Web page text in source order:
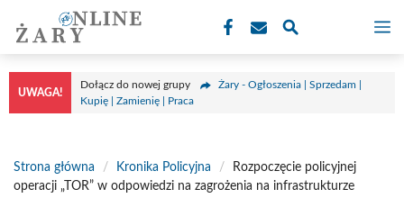
treści
UWAGA!
Dołącz do nowej grupy
Żary - Ogłoszenia | Sprzedam |
Kupię | Zamienię | Praca
Strona główna / Kronika Policyjna /
Rozpoczęcie policyjnej
operacji „TOR” w odpowiedzi na zagrożenia na infrastrukturze